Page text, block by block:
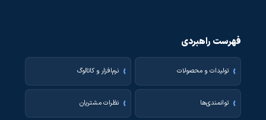
فهرست راهبردی
تولیدات و محصولات نرم‌افزار و کاتالوگ
توانمندی‌ها نظرات مشتریان